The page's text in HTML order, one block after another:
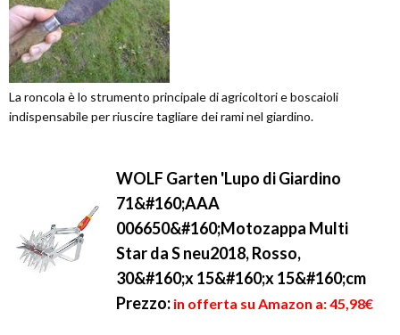
La roncola è lo strumento principale di agricoltori e boscaioli
indispensabile per riuscire tagliare dei rami nel giardino.
WOLF Garten 'Lupo di Giardino
71&#160;AAA
006650&#160;Motozappa Multi
Star da S neu2018, Rosso,
30&#160;x 15&#160;x 15&#160;cm
Prezzo: in offerta su Amazon a: 45,98€